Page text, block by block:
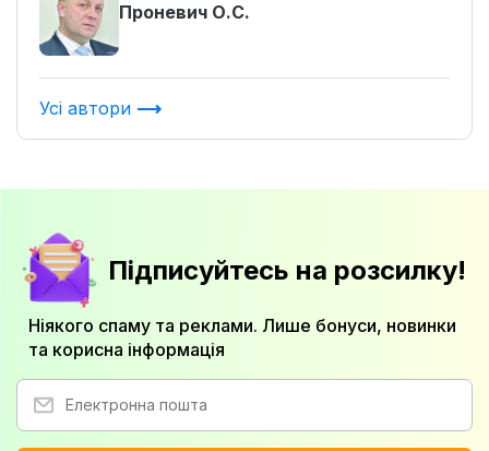
Проневич О.С.
Усі автори
Підписуйтесь на розсилку!
Ніякого спаму та реклами. Лише бонуси, новинки
та корисна інформація